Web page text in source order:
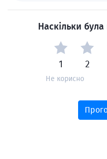
Наскільки
1 2
Не корисно